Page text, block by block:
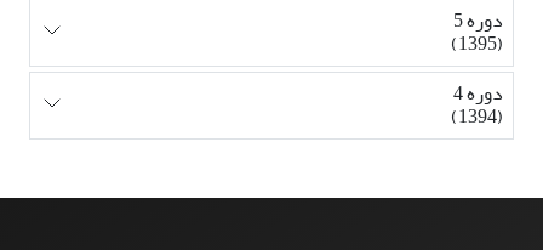
دوره 5
(1395)
دوره 4
(1394)